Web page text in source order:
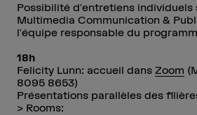
Possibilité d'entretiens individuels
Multimedia Communication &
l'équipe responsable du
18h
Felicity Lunn: accueil dans Zoom
8095 8653)
Présentations parallèles des
> Rooms: